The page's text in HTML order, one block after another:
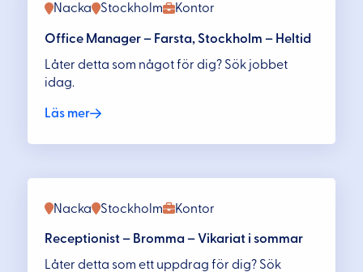
Kontor
Nacka Stockholm
Office Manager – Farsta, Stockholm – Heltid
Låter detta som något för dig? Sök jobbet
idag.
Läs mer
Kontor
Nacka Stockholm
Receptionist – Bromma – Vikariat i sommar
Låter detta som ett uppdrag för dig? Sök